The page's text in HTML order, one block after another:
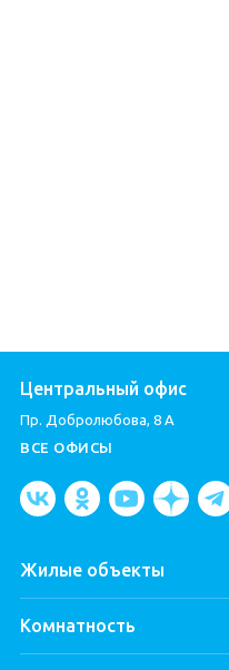
Жилые объекты
Комнатность
Центральный офис
Пр. Добролюбова, 8 А
ВСЕ ОФИСЫ